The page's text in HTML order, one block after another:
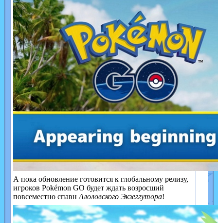
А пока обновление готовится к глобальному релизу,
игроков Pokémon GO будет ждать возросший
повсеместно спавн Алоловского Экзеггутора!